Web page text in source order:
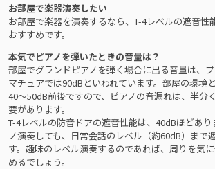
お部屋で楽器演奏したい
お部屋で楽器を演奏するなら、T-4レベルの遮音性
おすすめです。
本気でピアノを弾いたときの音量は？
部屋でグランドピアノを弾く場合に出る音量は、
マチュアでは90dBといわれています。部屋の環境
40～50dB前後ですので、ピアノの音漏れは、半分
要があります。
T-4レベルの防音ドアの遮音性能は、40dBほどあ
ノ演奏しても、日常会話のレベル（約60dB）まで
す。趣味のレベル演奏するのであれば、周りを気
めるでしょう。